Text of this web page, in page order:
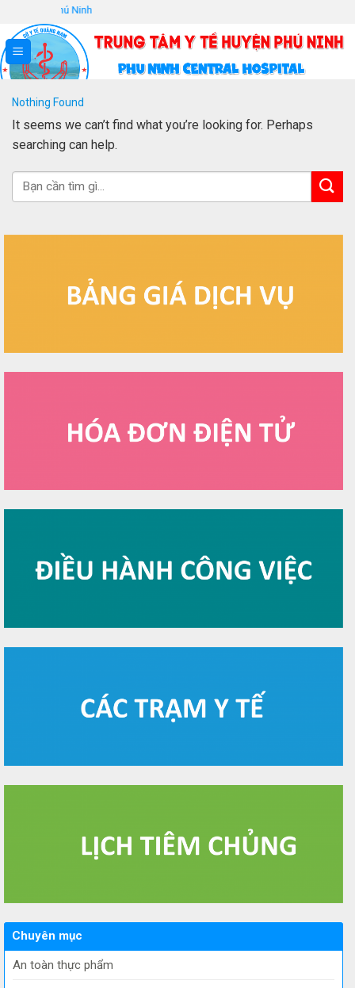
content
huyện Phú Ninh
Chuyên mục
An toàn thực phẩm
Nothing Found
It seems we can’t find what you’re looking for. Perhaps
searching can help.